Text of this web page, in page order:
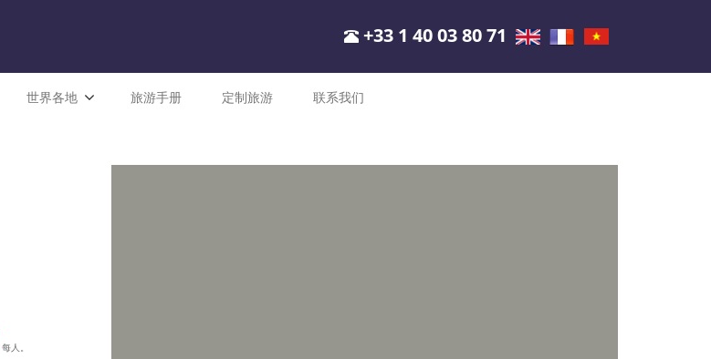
+33 1 40 03 80 71
世界各地 旅游手册 定制旅游 联系我们
每人。